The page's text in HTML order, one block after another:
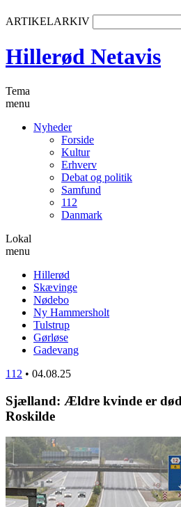
ARTIKELARKIV
Hillerød Netavis
Tema
menu
Nyheder
Forside
Kultur
Erhverv
Debat og politik
Samfund
112
Danmark
Lokal
menu
Hillerød
Skævinge
Nødebo
Ny Hammersholt
Tulstrup
Gørløse
Gadevang
112 • 04.08.25
Sjælland: Ældre kvinde er
Roskilde